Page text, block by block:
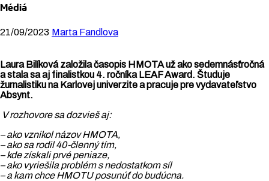
Médiá
21/09/2023 Marta Fandlova
Laura Bilíková založila časopis HMOTA už ako sedemnásťročná
a stala sa aj finalistkou 4. ročníka LEAF Award. Študuje
žurnalistiku na Karlovej univerzite a pracuje pre vydavateľstvo
Absynt.
V rozhovore sa dozvieš aj:
– ako vznikol názov HMOTA,
– ako sa rodil 40-členný tím,
– kde získali prvé peniaze,
– ako vyriešila problém s nedostatkom síl
– a kam chce HMOTU posunúť do budúcna.